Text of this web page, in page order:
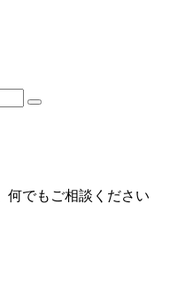
何でもご相談ください